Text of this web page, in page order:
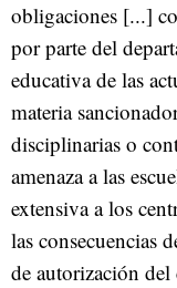
obligaciones [...]
por parte del
educativa de las
materia
disciplinarias o
amenaza a las
extensiva a los
las consecuencias
de autorización del